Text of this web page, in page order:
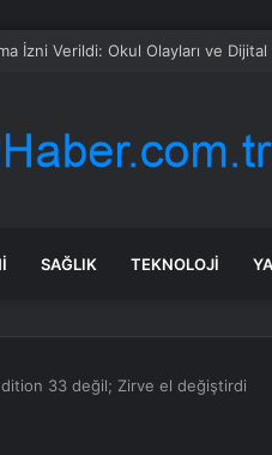
İzni Verildi: Okul Olayları ve
SAĞLIK TEKNOLOJI
33 değil; Zirve el değiştirdi